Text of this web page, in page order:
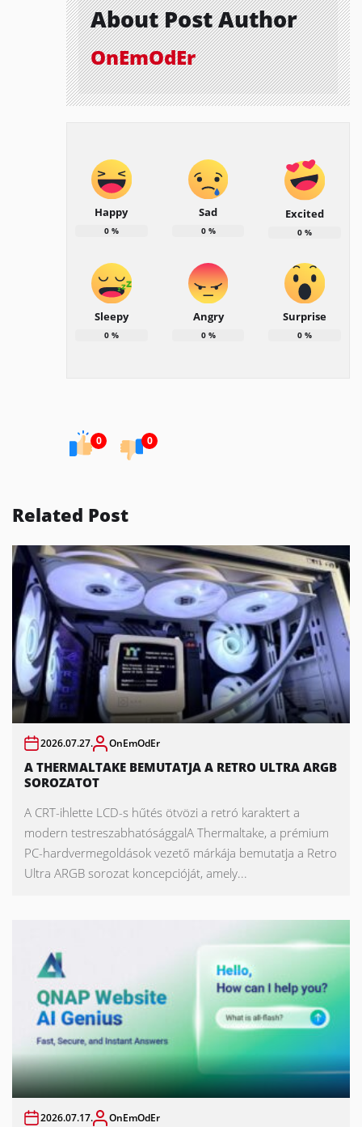
About Post Author
OnEmOdEr
Happy
0%
Sad
0%
Excited
0 %
Sleepy
0%
Angry
0%
Surprise
0 %
0 0
Related Post
2026.07.27. OnEmOdEr
A THERMALTAKE BEMUTATJA A RETRO ULTRA ARGB
SOROZATOT
A CRT-ihlette LCD-s hűtés ötvözi a retró karaktert a
modern testreszabhatósággalA Thermaltake, a prémium
PC-hardvermegoldások vezető márkája bemutatja a Retro
Ultra ARGB sorozat koncepcióját, amely...
2026.07.17. OnEmOdEr